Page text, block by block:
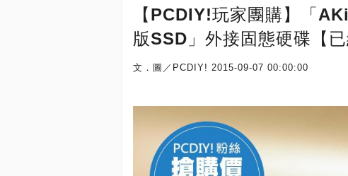
【PCDIY!玩家團購】「
版SSD」外接固態硬碟【已
文．圖／PCDIY! 2015-09-07 00:00:00